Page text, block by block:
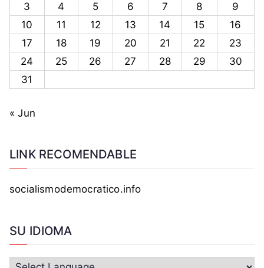
3
4 5 6 7 8
9
10
11 12 13 14 15
16
17
18 19 20 21 22
23
24
25 26 27 28 29
30
31
« Jun
LINK RECOMENDABLE
socialismodemocratico.info
SU IDIOMA